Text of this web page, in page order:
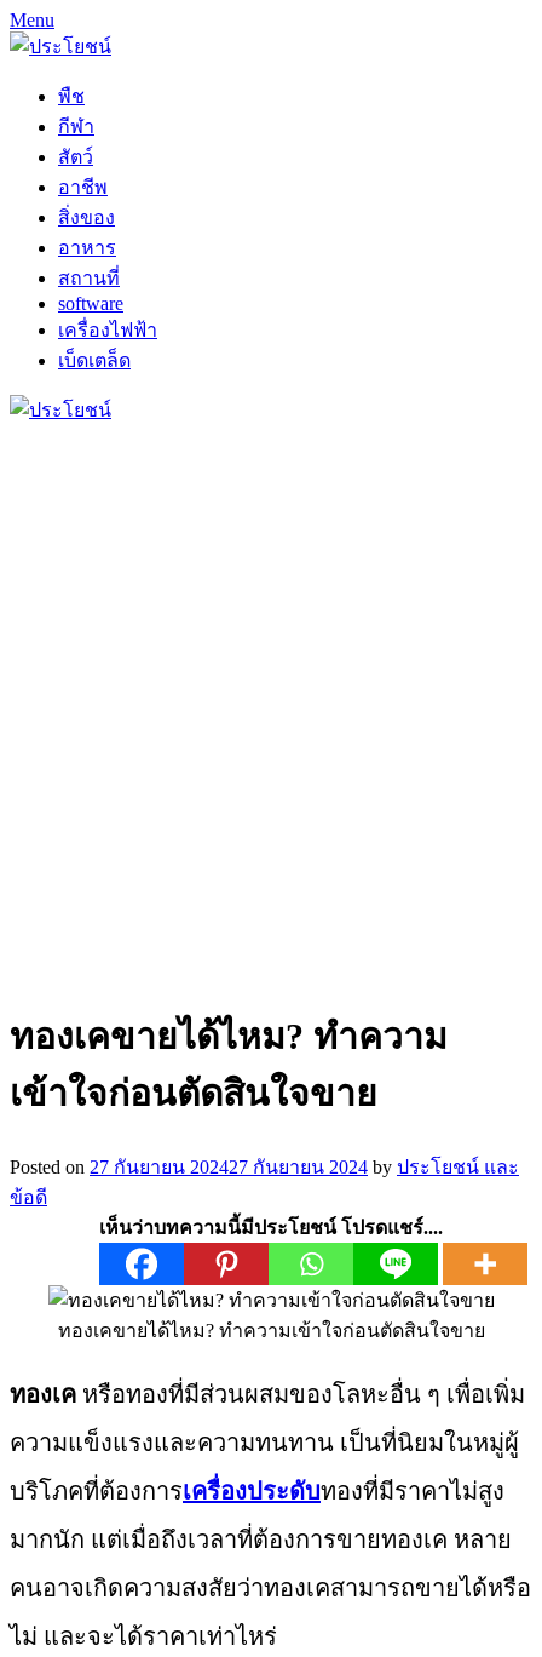
Menu
พืช
กีฬา
สัตว์
อาชีพ
สิ่งของ
อาหาร
สถานที่
software
เครื่องไฟฟ้า
เบ็ดเตล็ด
ทองเคขายได้ไหม? ทำความ
เข้าใจก่อนตัดสินใจขาย
Posted on 27 กันยายน 202427 กันยายน 2024 by ประโยชน์ และ
ข้อดี
เห็นว่าบทความนี้มีประโยชน์ โปรดแชร์....
ทองเคขายได้ไหม? ทำความเข้าใจก่อนตัดสินใจขาย
ทองเคหรือทองที่มีส่วนผสมของโลหะอื่น ๆ เพื่อเพิ่ม
ความแข็งแรงและความทนทาน เป็นที่นิยมในหมู่ผู้
บริโภคที่ต้องการเครื่องประดับทองที่มีราคาไม่สูง
มากนัก แต่เมื่อถึงเวลาที่ต้องการขายทองเค หลาย
คนอาจเกิดความสงสัยว่าทองเคสามารถขายได้หรือ
ไม่ และจะได้ราคาเท่าไหร่